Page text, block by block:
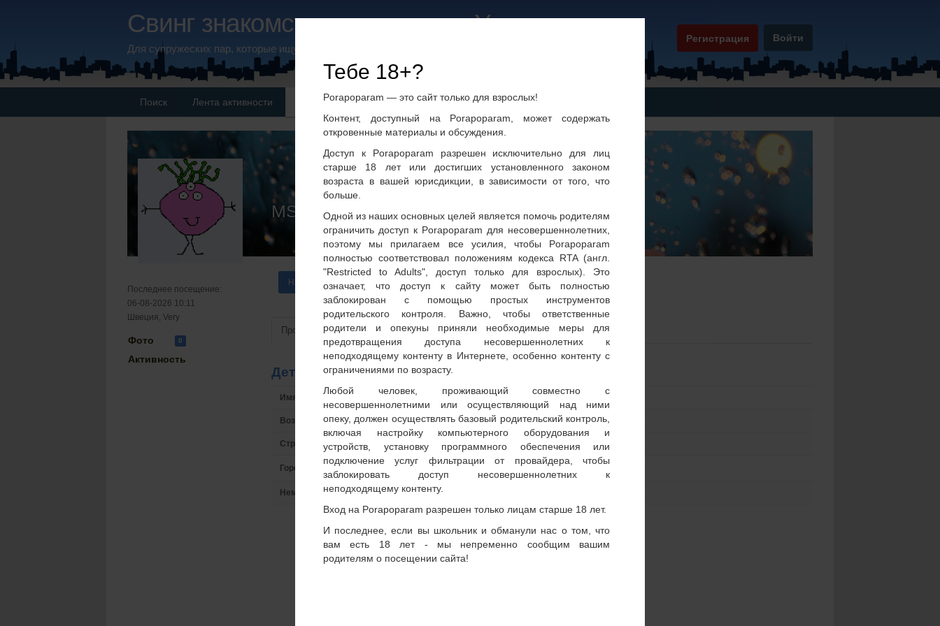
Тебе 18+?
Porapoparam — это сайт только для взрослых!
Контент, доступный на Porapoparam, может содержать
откровенные материалы и обсуждения.
Доступ к Porapoparam разрешен исключительно для лиц
старше 18 лет или достигших установленного законом
возраста в вашей юрисдикции, в зависимости от того, что
больше.
Одной из наших основных целей является помочь родителям
ограничить доступ к Porapoparam для несовершеннолетних,
поэтому мы прилагаем все усилия, чтобы Porapoparam
полностью соответствовал положениям кодекса RTA (англ.
"Restricted to Adults", доступ только для взрослых). Это
означает, что доступ к сайту может быть полностью
заблокирован с помощью простых инструментов
родительского контроля. Важно, чтобы ответственные
родители и опекуны приняли необходимые меры для
предотвращения доступа несовершеннолетних к
неподходящему контенту в Интернете, особенно контенту с
ограничениями по возрасту.
Любой человек, проживающий совместно с
несовершеннолетними или осуществляющий над ними
опеку, должен осуществлять базовый родительский контроль,
включая настройку компьютерного оборудования и
устройств, установку программного обеспечения или
подключение услуг фильтрации от провайдера, чтобы
заблокировать доступ несовершеннолетних к
неподходящему контенту.
Вход на Porapoparam разрешен только лицам старше 18 лет.
И последнее, если вы школьник и обманули нас о том, что
вам есть 18 лет - мы непременно сообщим вашим
родителям о посещении сайта!
Свинг знакомства не только в Украине
Для супружеских пар, которые ищут дружбу и общение
Регистрация Войти
Поиск Лента активности Пары Группы по интересам Фото пользователей
MSR
Написать сообщение
Последнее посещение:
06-08-2026 10:11
Швеция, Very
Фото 0
Активность
Просмотр
Детали анкеты
Имя на сайте MSR
Возраст 35-40 лет
Страна Украина
Город Киев
Немного о себе: Познакомлюсь с девушкой или парой.